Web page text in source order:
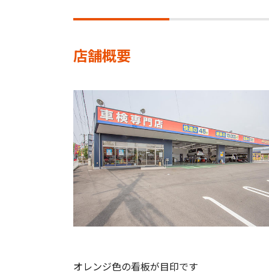
店舗概要
オレンジ色の看板が目印です